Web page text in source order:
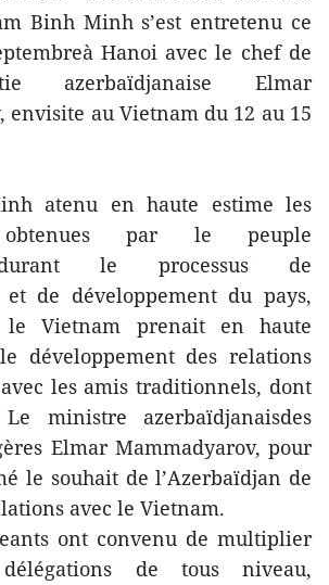
Binh Minh s’est entretenu ce
Hanoi avec le chef de
azerbaïdjanaise Elmar
envisite au Vietnam du 12 au 15
atenu en haute estime les
obtenues par le peuple
le processus de
et de développement du pays,
le Vietnam prenait en haute
développement des relations
les amis traditionnels, dont
Le ministre azerbaïdjanaisdes
Elmar Mammadyarov, pour
le souhait de l’Azerbaïdjan de
avec le Vietnam.
ont convenu de multiplier
délégations de tous niveau,